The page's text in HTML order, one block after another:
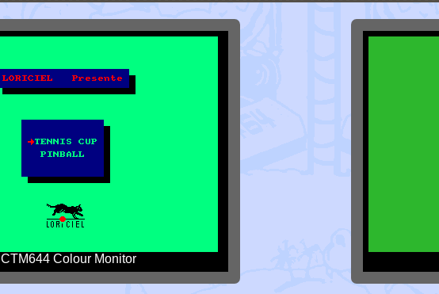
CTM644 Colour Monitor